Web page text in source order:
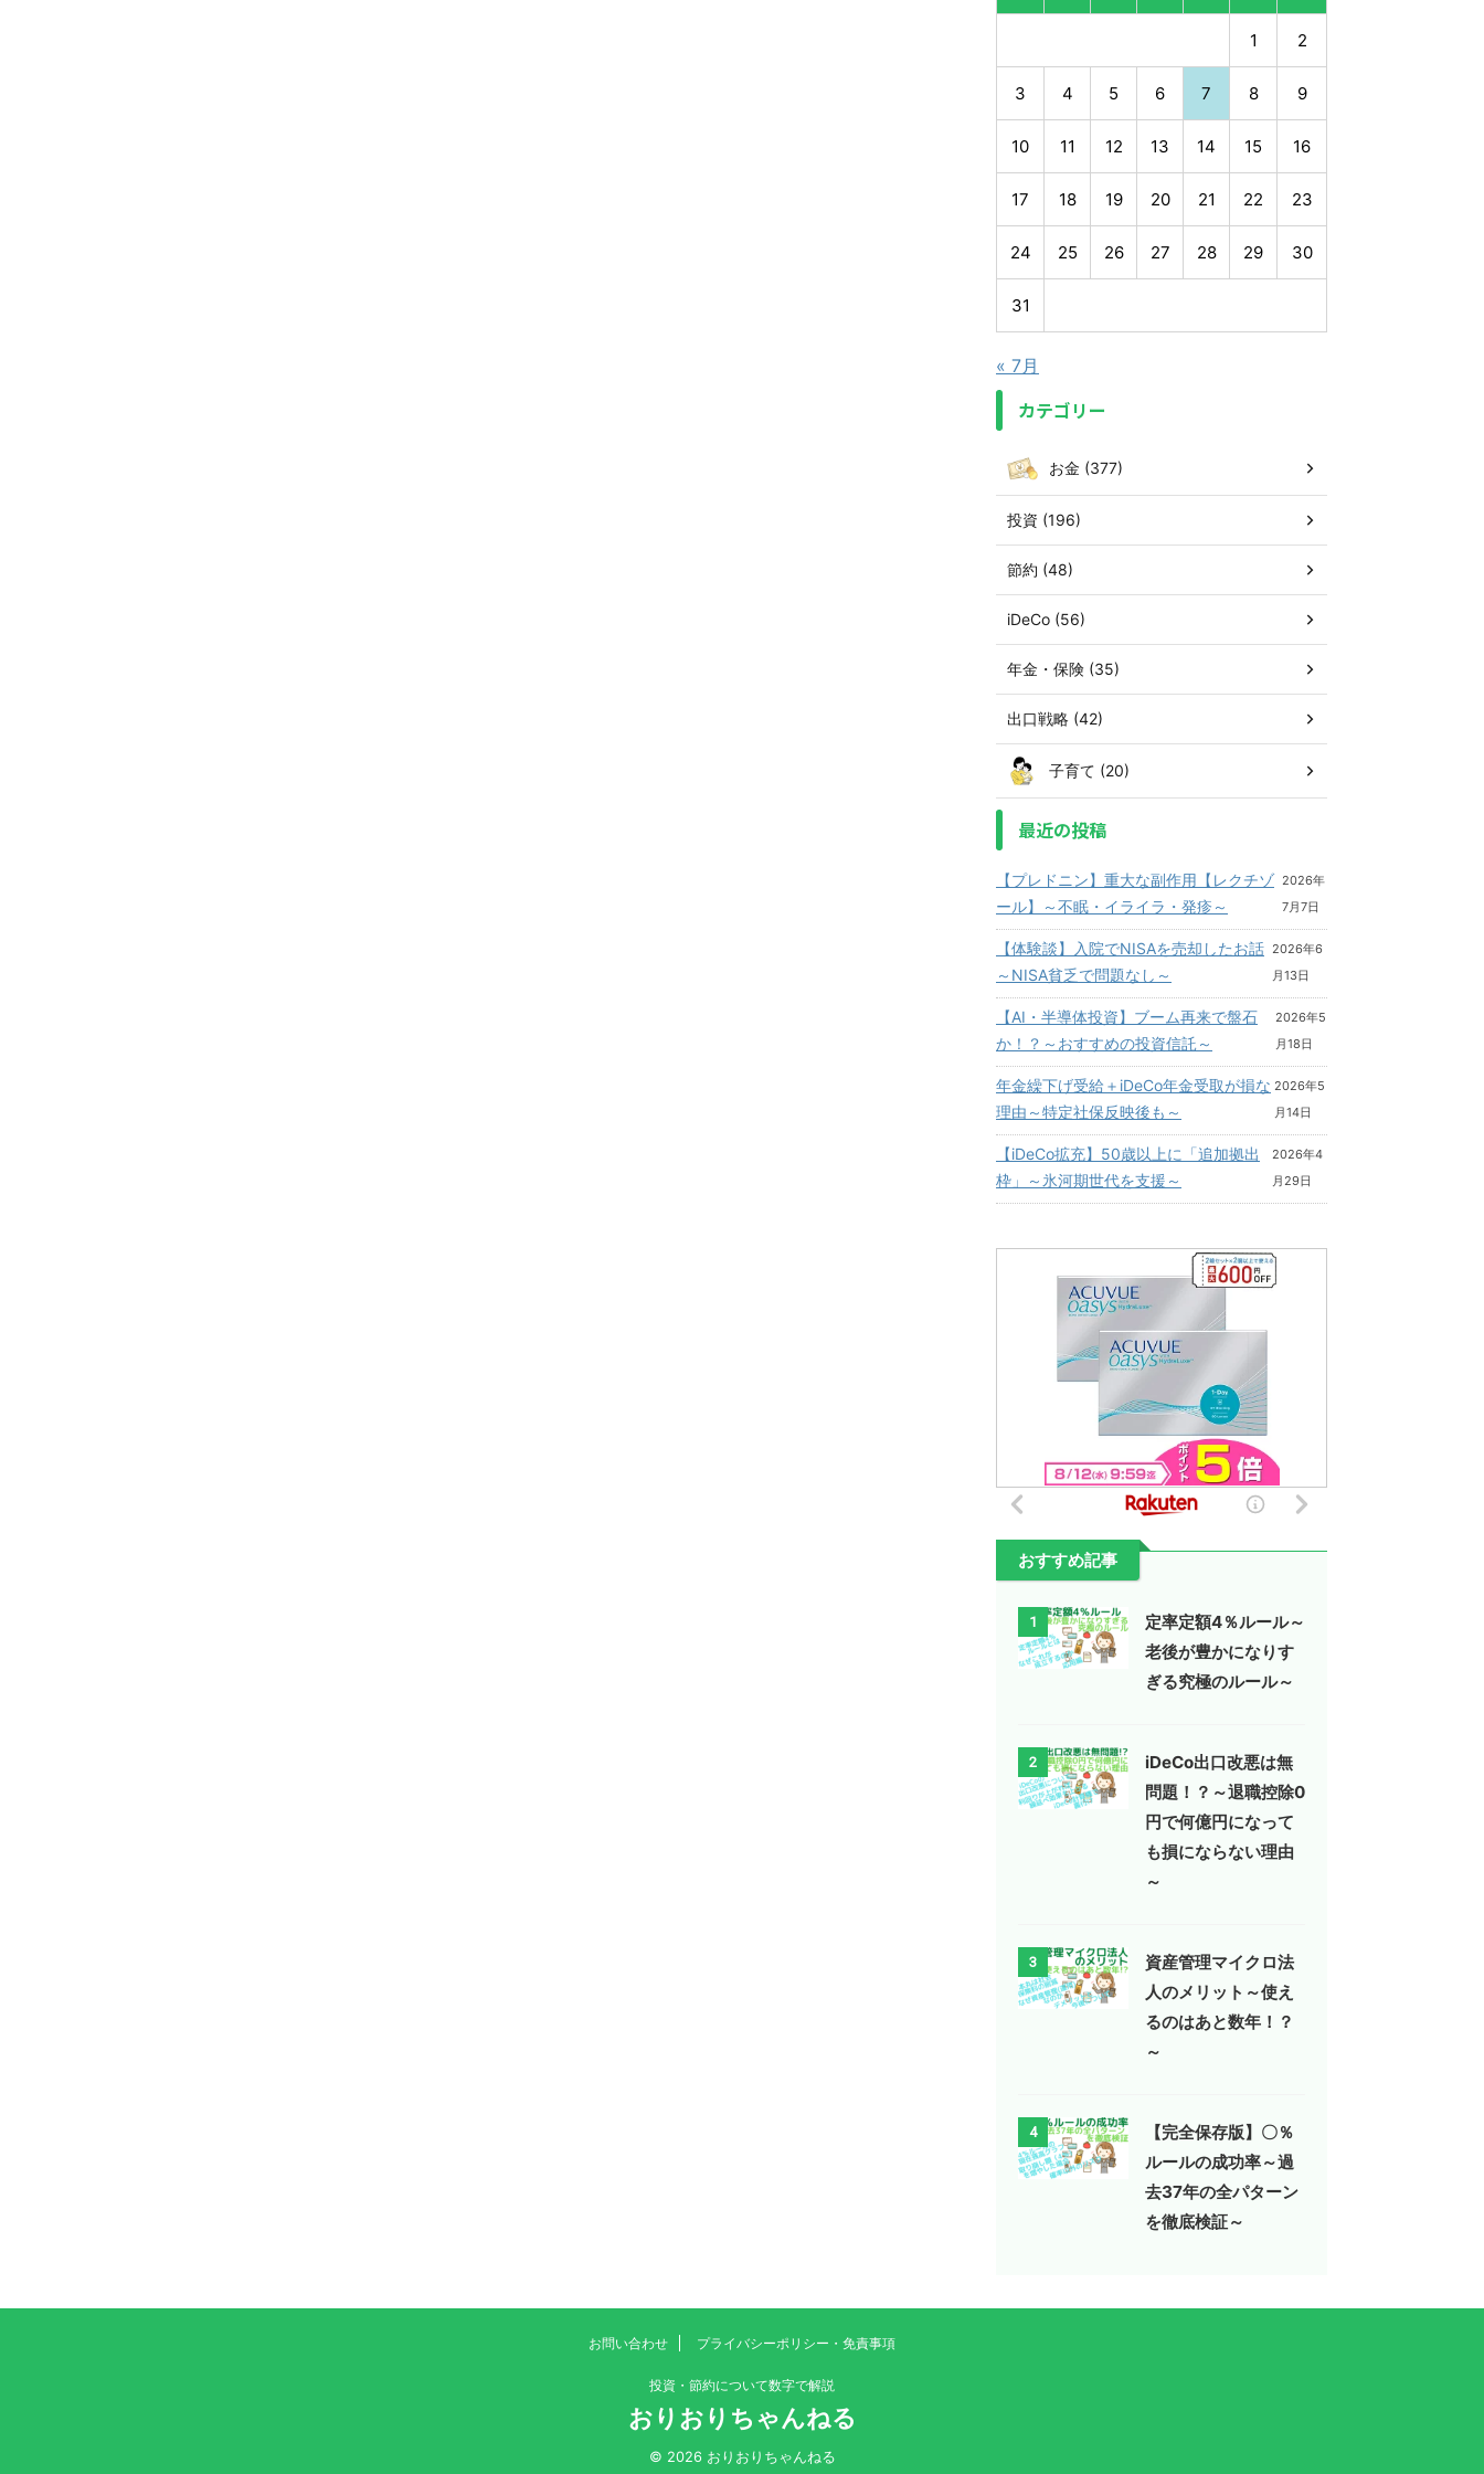
1 2
3 4 5 6 7 8 9
10 11 12 13 14 15 16
17 18 19 20 21 22 23
24 25 26 27 28 29 30
31
« 7月
カテゴリー
お金 (377)
投資 (196)
節約 (48)
iDeCo (56)
年金・保険 (35)
出口戦略 (42)
子育て (20)
最近の投稿
【プレドニン】重大な副作用【レクチゾ
ール】～不眠・イライラ・発疹～
2026年
7月7日
【体験談】入院でNISAを売却したお話
～NISA貧乏で問題なし～
2026年6
月13日
【AI・半導体投資】ブーム再来で盤石
か！？～おすすめの投資信託～
2026年5
月18日
年金繰下げ受給＋iDeCo年金受取が損な
理由～特定社保反映後も～
2026年5
月14日
【iDeCo拡充】50歳以上に「追加拠出
枠」～氷河期世代を支援～
2026年4
月29日
おすすめ記事
1
定率定額4％ルール～
老後が豊かになりす
ぎる究極のルール～
2
iDeCo出口改悪は無
問題！？～退職控除0
円で何億円になって
も損にならない理由
～
3
資産管理マイクロ法
人のメリット～使え
るのはあと数年！？
～
4
【完全保存版】〇％
ルールの成功率～過
去37年の全パターン
を徹底検証～
お問い合わせ プライバシーポリシー・免責事項
投資・節約について数字で解説
おりおりちゃんねる
© 2026 おりおりちゃんねる